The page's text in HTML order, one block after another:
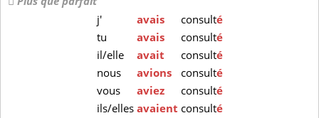
j'
avais consulté
tu
avais consulté
il/elle
avait consulté
nous
avions consulté
vous
aviez consulté
ils/elles avaient consulté